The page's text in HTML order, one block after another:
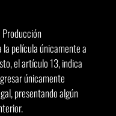
película únicamente a
el artículo 13, indica
únicamente
presentando algún